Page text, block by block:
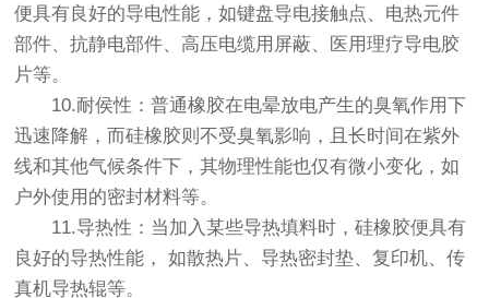
便具有良好的导电性能，如键盘导电接触点、电热元件
部件、抗静电部件、高压电缆用屏蔽、医用理疗导电胶
片等。
10.耐侯性：普通橡胶在电晕放电产生的臭氧作用下
迅速降解，而硅橡胶则不受臭氧影响，且长时间在紫外
线和其他气候条件下，其物理性能也仅有微小变化，如
户外使用的密封材料等。
11.导热性：当加入某些导热填料时，硅橡胶便具有
良好的导热性能， 如散热片、导热密封垫、复印机、传
真机导热辊等。